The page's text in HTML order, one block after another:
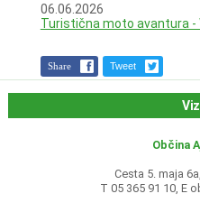
06.06.2026
Turistična moto avantura -
Share Tweet
Občina
Cesta 5. maja
T 05 365 91 10, E